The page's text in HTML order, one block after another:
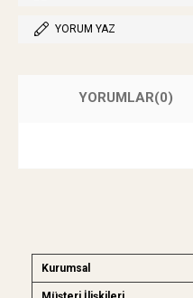
YORUM YAZ
YORUMLAR(0)
Kurumsal